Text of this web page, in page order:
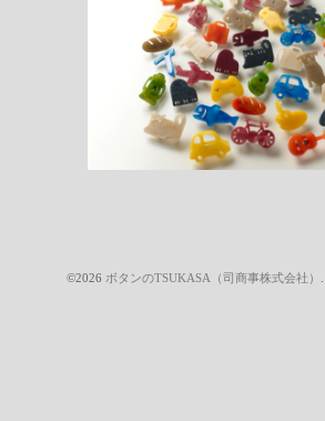
©2026 ボタンのTSUKASA（司商事株式会社）